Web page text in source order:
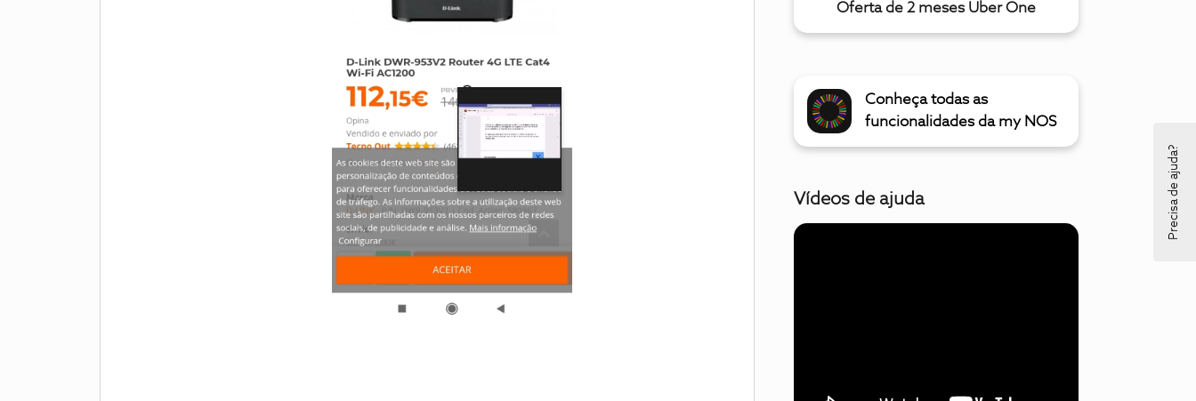
Oferta de 2 meses Uber One
Conheça todas as
funcionalidades da my NOS
Vídeos de ajuda Precisa de ajuda?